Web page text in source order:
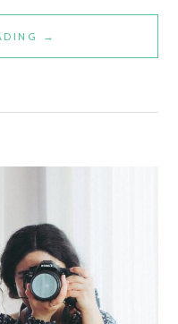
FOTO
KATE
ANAKNYA
→